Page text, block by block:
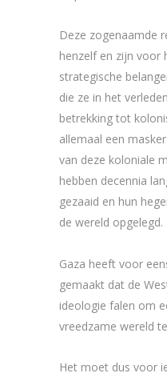
Deze zogenaamde
henzelf en zijn voor
strategische
die ze in het
betrekking tot
allemaal een
van deze koloniale
hebben decennia
gezaaid en hun
de wereld opgelegd.
Gaza heeft voor
gemaakt dat de
ideologie falen om
vreedzame wereld
Het moet dus voor